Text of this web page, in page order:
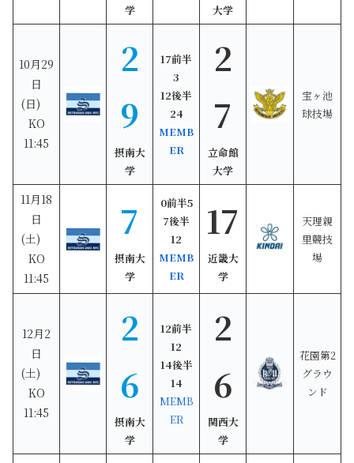
学
大学
10月29
日
(日)
KO
11:45
2
9
摂南大
学
17前半
3
12後半
24
MEMB
ER
2
7
立命館
大学
宝ヶ池
球技場
11月18
日
(土)
KO
11:45
7
摂南大
学
0前半5
7後半
12
MEMB
ER
17
近畿大
学
天理親
里競技
場
12月2
日
(土)
KO
11:45
2
6
摂南大
学
12前半
12
14後半
14
MEMB
ER
2
6
関西大
学
花園第2
グラウ
ンド